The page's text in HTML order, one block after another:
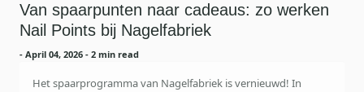
Van spaarpunten naar cadeaus: zo werken
Nail Points bij Nagelfabriek
- April 04, 2026 - 2 min read
Het spaarprogramma van Nagelfabriek is vernieuwd! In